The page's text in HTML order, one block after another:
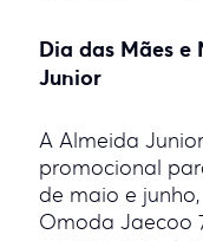
Dia das Mães
Junior
A Almeida
promocional
de maio e
Omoda Jaecoo